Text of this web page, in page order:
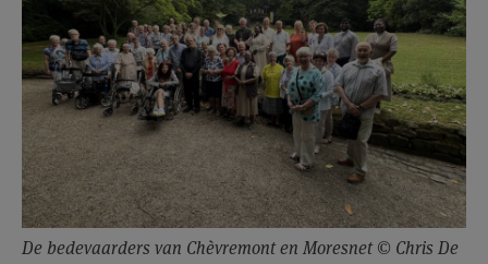
De bedevaarders van Chèvremont en Moresnet © Chris De